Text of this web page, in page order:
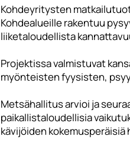
Kohdeyritysten
Kohdealueille rakentuu
liiketaloudellista
Projektissa valmistuvat
myönteisten fyysisten,
Metsähallitus arvioi ja
paikallistaloudellisia
kävijöiden